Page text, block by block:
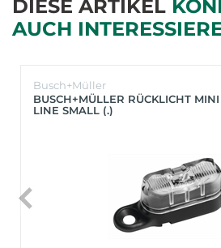
DIESE ARTIKEL
AUCH
Busch+Müller
BUSCH+MÜLLER RÜCKLICHT
LINE SMALL (.)